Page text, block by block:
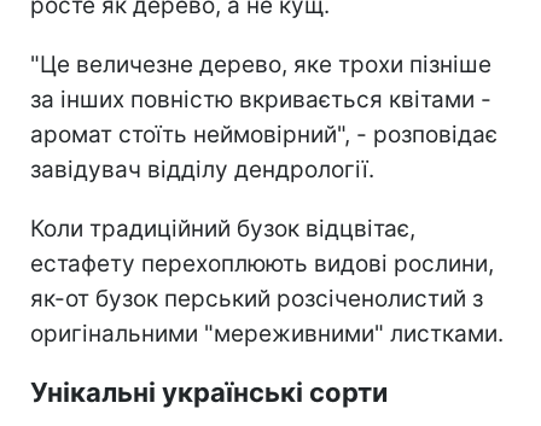
росте як дерево, а не кущ.
"Це величезне дерево, яке трохи пізніше
за інших повністю вкривається квітами -
аромат стоїть неймовірний", - розповідає
завідувач відділу дендрології.
Коли традиційний бузок відцвітає,
естафету перехоплюють видові рослини,
як-от бузок перський розсіченолистий з
оригінальними "мереживними" листками.
Унікальні українські сорти